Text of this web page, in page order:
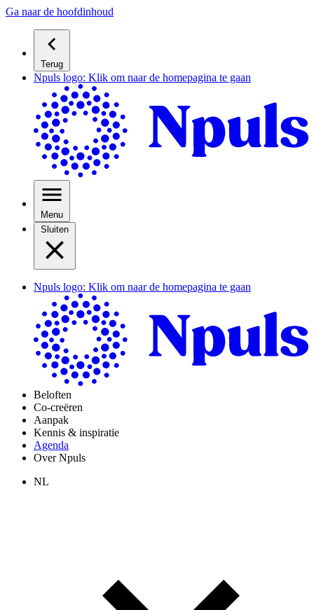
Ga naar de hoofdinhoud
Terug
Npuls logo: Klik om naar de homepagina te gaan
Menu
Sluiten
Npuls logo: Klik om naar de homepagina te gaan
Beloften
Co-creëren
Aanpak
Kennis & inspiratie
Agenda
Over Npuls
NL